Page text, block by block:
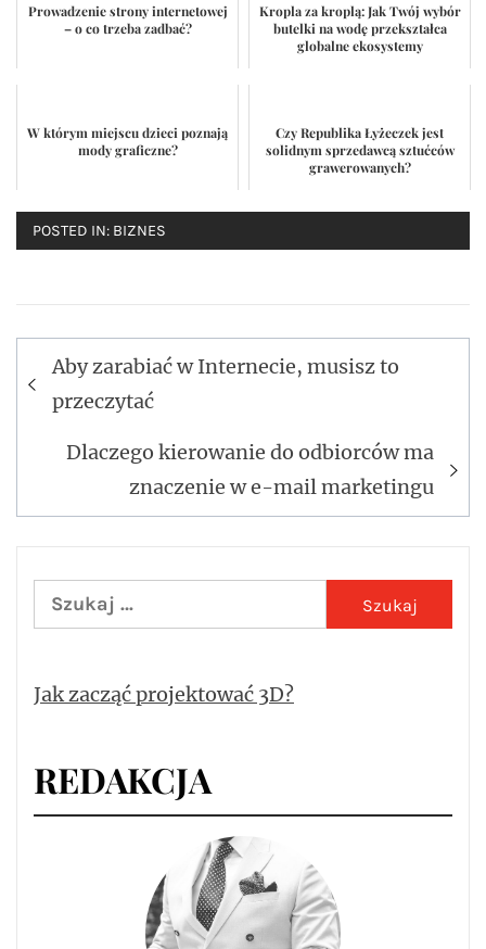
Prowadzenie strony internetowej
– o co trzeba zadbać?
Kropla za kroplą: Jak Twój wybór
butelki na wodę przekształca
globalne ekosystemy
W którym miejscu dzieci poznają
mody graficzne?
Czy Republika Łyżeczek jest
solidnym sprzedawcą sztućców
grawerowanych?
POSTED IN: BIZNES
Nawigacja
wpisu
Aby zarabiać w Internecie, musisz to
przeczytać
Dlaczego kierowanie do odbiorców ma
znaczenie w e-mail marketingu
Szukaj:
Jak zacząć projektować 3D?
REDAKCJA